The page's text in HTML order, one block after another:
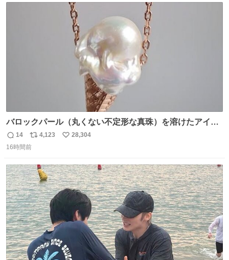
バロックパール（丸くない不定形な真珠）を溶けたアイス
や飴玉、雲、アヒルに見立ててジュエリーデザイナー、
Ben Choi 蔡俊文さんの作品。
返
信
14
リ
ポ
ト
数
4,123
い
数
28,304
16時間前